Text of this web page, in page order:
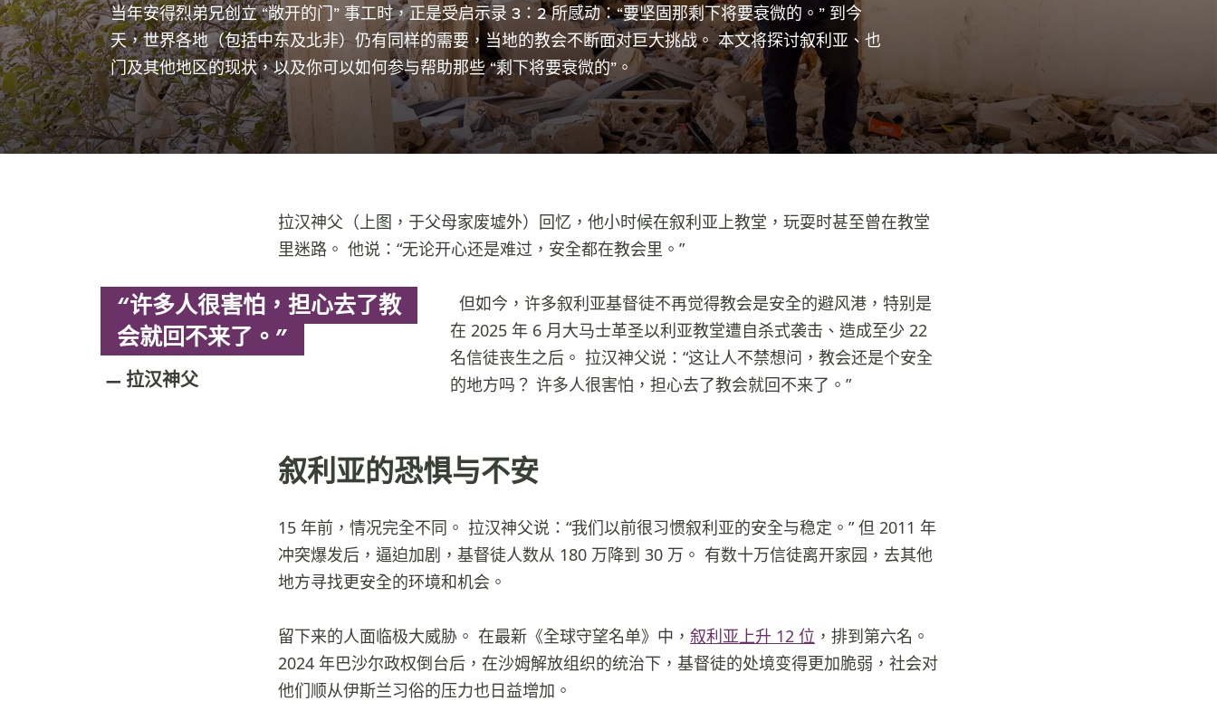
当年安得烈弟兄创立 “敞开的门” 事工时，正是受启示录 3：2 所感动：“要坚固那剩下将要衰微的。” 到今
天，世界各地（包括中东及北非）仍有同样的需要，当地的教会不断面对巨大挑战。 本文将探讨叙利亚、也
门及其他地区的现状，以及你可以如何参与帮助那些 “剩下将要衰微的”。
拉汉神父（上图，于父母家废墟外）回忆，他小时候在叙利亚上教堂，玩耍时甚至曾在教堂
里迷路。 他说：“无论开心还是难过，安全都在教会里。”
“许多人很害怕，担心去了教
会就回不来了。”
拉汉神父
但如今，许多叙利亚基督徒不再觉得教会是安全的避风港，特别是
在 2025 年 6 月大马士革圣以利亚教堂遭自杀式袭击、造成至少 22
名信徒丧生之后。 拉汉神父说：“这让人不禁想问，教会还是个安全
的地方吗？ 许多人很害怕，担心去了教会就回不来了。”
叙利亚的恐惧与不安
15 年前，情况完全不同。 拉汉神父说：“我们以前很习惯叙利亚的安全与稳定。” 但 2011 年
冲突爆发后，逼迫加剧，基督徒人数从 180 万降到 30 万。 有数十万信徒离开家园，去其他
地方寻找更安全的环境和机会。
留下来的人面临极大威胁。 在最新《全球守望名单》中， 叙利亚上升 12 位 ，排到第六名。
2024 年巴沙尔政权倒台后，在沙姆解放组织的统治下，基督徒的处境变得更加脆弱，社会对
他们顺从伊斯兰习俗的压力也日益增加。